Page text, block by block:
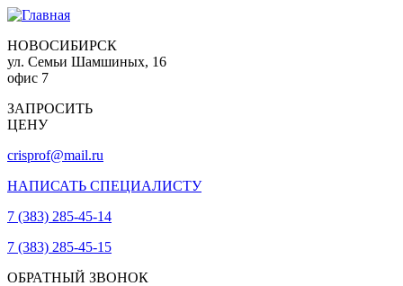
НОВОСИБИРСК
ул. Семьи Шамшиных, 16
офис 7
ЗАПРОСИТЬ
ЦЕНУ
crisprof@mail.ru
НАПИСАТЬ СПЕЦИАЛИСТУ
7 (383) 285-45-14
7 (383) 285-45-15
ОБРАТНЫЙ ЗВОНОК